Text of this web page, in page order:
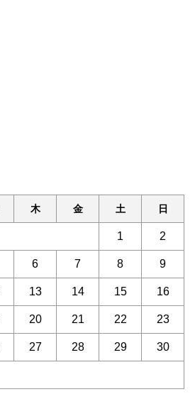
木 金 土 日
1 2
6 7 8 9
13 14 15 16
20 21 22 23
27 28 29 30